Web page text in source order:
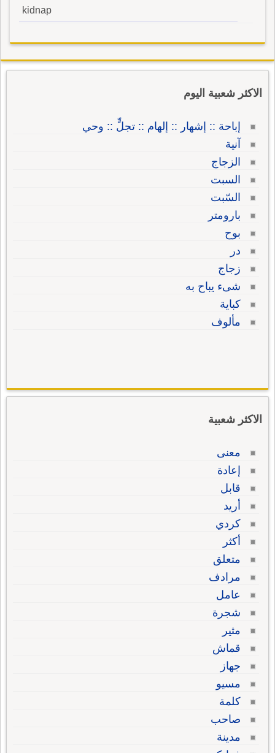
kidnap
الاكثر شعبية اليوم
إباحة :: إشهار :: إلهام :: تجلٍّ :: وحي
آنية
الزجاج
السبت
السّبت
بارومتر
بوح
در
زجاج
شىء يباح به
كباية
مألوف
الاكثر شعبية
معنى
إعادة
قابل
أريد
كردي
أكثر
متعلق
مرادف
عامل
شجرة
مثير
قماش
جهاز
مسيو
كلمة
صاحب
مدينة